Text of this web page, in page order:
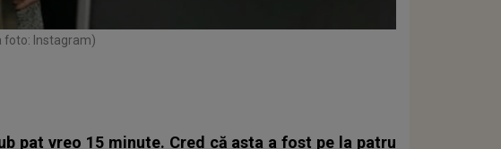
foto: Instagram)
pat vreo 15 minute. Cred că asta a fost pe la patru